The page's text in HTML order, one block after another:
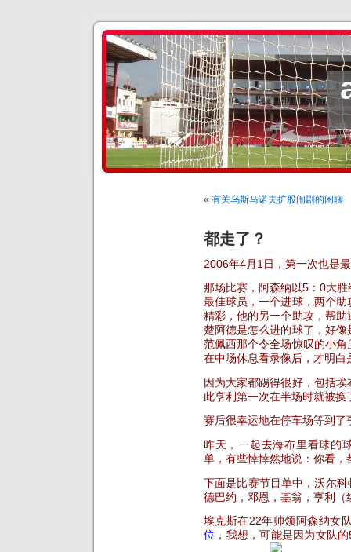
« 有关乌斯马诺夫扩股闹剧的闲聊
都走了？
2006年4月1日，第一次也是
那场比赛，阿森纳以5：0大
最佳球员，一个进球，两个
精彩，他的另一个助攻，帮
楚阿德是怎么进的球了，好
范佩西那个令全场惊叹的小
在中场休息看录像后，才明
因为大家都踢得很好，包括
此亨利第一次在半场时就被
赛后很幸运地在停车场等到
昨天，一起去海布里看球的
单，有些悻悻然地说：你看，
下面是比赛节目单中，沃尔
德巴约，邓恩，基翁，亨利
埃克斯在22年帅领阿森纳女
位 ， 我想，可能是因为女队